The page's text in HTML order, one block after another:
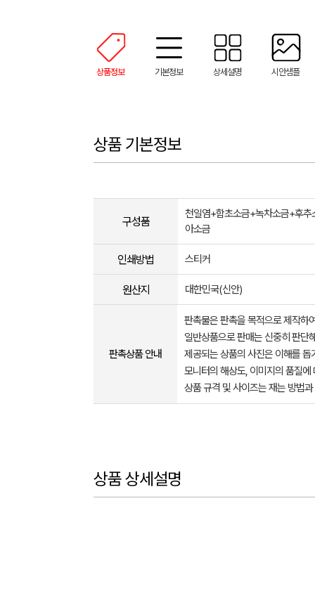
상품정보 기본정보 상세설명 시안샘플
상품 기본정보
구성품
천일염+함초소금+녹차소금+후추
아소금
인쇄방법 스티커
원산지 대한민국(신안)
판촉상품 안내
판촉물은 판촉을 목적으로 제작하
일반상품으로 판매는 신중히 판단
제공되는 상품의 사진은 이해를
모니터의 해상도, 이미지의 품질
상품 규격 및 사이즈는 재는 방법
상품 상세설명